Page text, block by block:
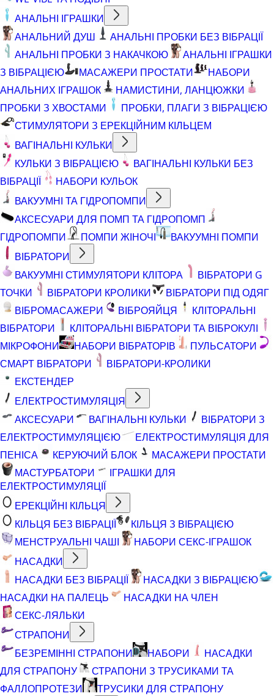
АНАЛЬНІ ІГРАШКИ
АНАЛЬНИЙ ДУШ
АНАЛЬНІ ПРОБКИ БЕЗ ВІБРАЦІЇ
АНАЛЬНІ ПРОБКИ З НАКАЧКОЮ
АНАЛЬНІ ІГРАШКИ
З ВІБРАЦІЄЮ
МАСАЖЕРИ ПРОСТАТИ
НАБОРИ
АНАЛЬНИХ ІГРАШОК
НАМИСТИНИ, ЛАНЦЮЖКИ
ПРОБКИ З ХВОСТАМИ
ПРОБКИ, ПЛАГИ З ВІБРАЦІЄЮ
СТИМУЛЯТОРИ З ЕРЕКЦІЙНИМ КІЛЬЦЕМ
ВАГІНАЛЬНІ КУЛЬКИ
КУЛЬКИ З ВІБРАЦІЄЮ
ВАГІНАЛЬНІ КУЛЬКИ БЕЗ
ВІБРАЦІЇ
НАБОРИ КУЛЬОК
ВАКУУМНІ ТА ГІДРОПОМПИ
АКСЕСУАРИ ДЛЯ ПОМП ТА ГІДРОПОМП
ГІДРОПОМПИ
ПОМПИ ЖІНОЧІ
ВАКУУМНІ ПОМПИ
ВІБРАТОРИ
ВАКУУМНІ СТИМУЛЯТОРИ КЛІТОРА
ВІБРАТОРИ G
ТОЧКИ
ВІБРАТОРИ КРОЛИКИ
ВІБРАТОРИ ПІД ОДЯГ
ВІБРОМАСАЖЕРИ
ВІБРОЯЙЦЯ
КЛІТОРАЛЬНІ
ВІБРАТОРИ
КЛІТОРАЛЬНІ ВІБРАТОРИ ТА ВІБРОКУЛІ
МІКРОФОНИ
НАБОРИ ВІБРАТОРІВ
ПУЛЬСАТОРИ
СМАРТ ВІБРАТОРИ
ВІБРАТОРИ-КРОЛИКИ
ЕКСТЕНДЕР
ЕЛЕКТРОСТИМУЛЯЦІЯ
АКСЕСУАРИ
ВАГІНАЛЬНІ КУЛЬКИ
ВІБРАТОРИ З
ЕЛЕКТРОСТИМУЛЯЦІЄЮ
ЕЛЕКТРОСТИМУЛЯЦІЯ ДЛЯ
ПЕНІСА
КЕРУЮЧИЙ БЛОК
МАСАЖЕРИ ПРОСТАТИ
МАСТУРБАТОРИ
ІГРАШКИ ДЛЯ
ЕЛЕКТРОСТИМУЛЯЦІЇ
ЕРЕКЦІЙНІ КІЛЬЦЯ
КІЛЬЦЯ БЕЗ ВІБРАЦІЇ
КІЛЬЦЯ З ВІБРАЦІЄЮ
МЕНСТРУАЛЬНІ ЧАШІ
НАБОРИ СЕКС-ІГРАШОК
НАСАДКИ
НАСАДКИ БЕЗ ВІБРАЦІЇ
НАСАДКИ З ВІБРАЦІЄЮ
НАСАДКИ НА ПАЛЕЦЬ
НАСАДКИ НА ЧЛЕН
СЕКС-ЛЯЛЬКИ
СТРАПОНИ
БЕЗРЕМІННІ СТРАПОНИ
НАБОРИ
НАСАДКИ
ДЛЯ СТРАПОНУ
СТРАПОНИ З ТРУСИКАМИ ТА
ФАЛЛОПРОТЕЗИ
ТРУСИКИ ДЛЯ СТРАПОНУ